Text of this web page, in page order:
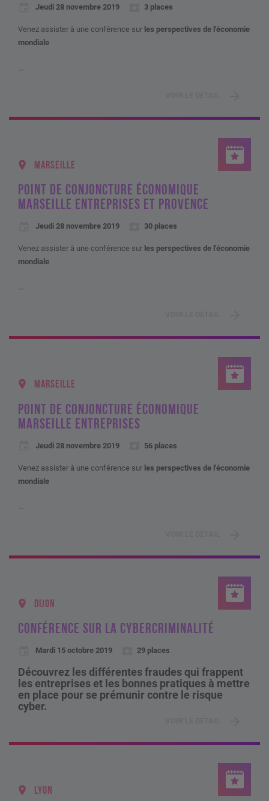
Jeudi 28 novembre 2019 3 places
Venez assister à une conférence sur les perspectives de l'économie
mondiale
...
MARSEILLE
POINT DE CONJONCTURE ÉCONOMIQUE
MARSEILLE ENTREPRISES ET PROVENCE
Jeudi 28 novembre 2019 30 places
Venez assister à une conférence sur les perspectives de l'économie
mondiale
...
MARSEILLE
POINT DE CONJONCTURE ÉCONOMIQUE
MARSEILLE ENTREPRISES
Jeudi 28 novembre 2019 56 places
Venez assister à une conférence sur les perspectives de l'économie
mondiale
DIJON
CONFÉRENCE SUR LA CYBERCRIMINALITÉ
Mardi 15 octobre 2019 29 places
Découvrez les différentes fraudes qui frappent
les entreprises et les bonnes pratiques à mettre
en place pour se prémunir contre le risque
cyber.
LYON